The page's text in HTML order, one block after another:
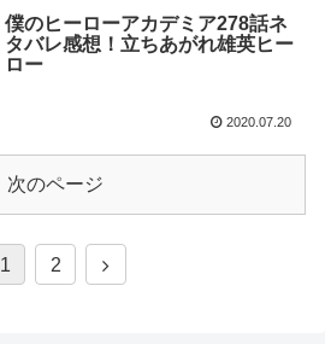
僕のヒーローアカデミア278話ネ
タバレ感想！立ちあがれ雄英ヒー
ロー
2020.07.20
次のページ
1 2